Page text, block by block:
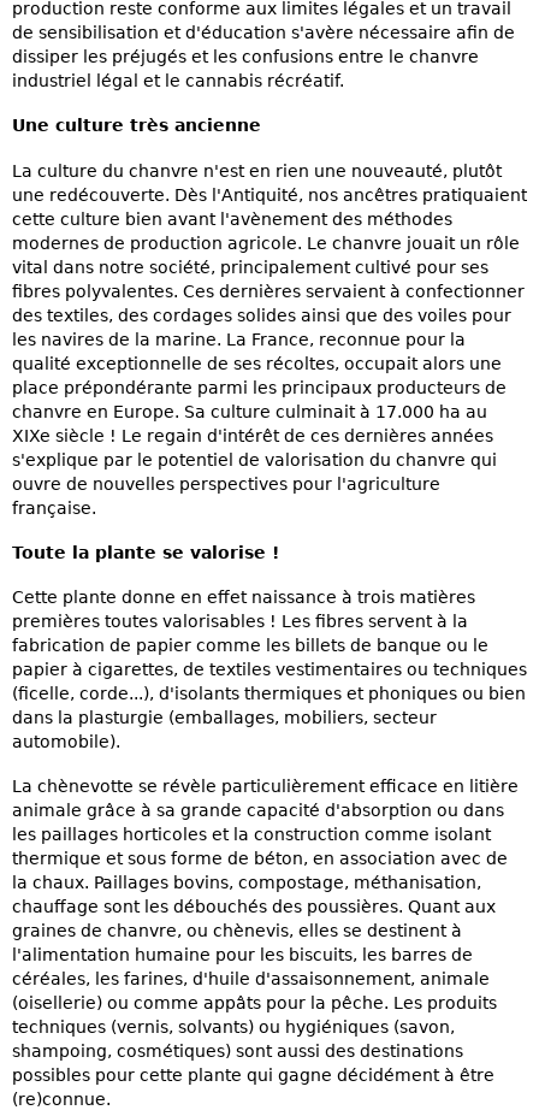
production reste conforme aux limites légales et un travail
de sensibilisation et d'éducation s'avère nécessaire afin de
dissiper les préjugés et les confusions entre le chanvre
industriel légal et le cannabis récréatif.
Une culture très ancienne
La culture du chanvre n'est en rien une nouveauté, plutôt
une redécouverte. Dès l'Antiquité, nos ancêtres pratiquaient
cette culture bien avant l'avènement des méthodes
modernes de production agricole. Le chanvre jouait un rôle
vital dans notre société, principalement cultivé pour ses
fibres polyvalentes. Ces dernières servaient à confectionner
des textiles, des cordages solides ainsi que des voiles pour
les navires de la marine. La France, reconnue pour la
qualité exceptionnelle de ses récoltes, occupait alors une
place prépondérante parmi les principaux producteurs de
chanvre en Europe. Sa culture culminait à 17.000 ha au
XIXe siècle ! Le regain d'intérêt de ces dernières années
s'explique par le potentiel de valorisation du chanvre qui
ouvre de nouvelles perspectives pour l'agriculture
française.
Toute la plante se valorise !
Cette plante donne en effet naissance à trois matières
premières toutes valorisables ! Les fibres servent à la
fabrication de papier comme les billets de banque ou le
papier à cigarettes, de textiles vestimentaires ou techniques
(ficelle, corde...), d'isolants thermiques et phoniques ou bien
dans la plasturgie (emballages, mobiliers, secteur
automobile).
La chènevotte se révèle particulièrement efficace en litière
animale grâce à sa grande capacité d'absorption ou dans
les paillages horticoles et la construction comme isolant
thermique et sous forme de béton, en association avec de
la chaux. Paillages bovins, compostage, méthanisation,
chauffage sont les débouchés des poussières. Quant aux
graines de chanvre, ou chènevis, elles se destinent à
l'alimentation humaine pour les biscuits, les barres de
céréales, les farines, d'huile d'assaisonnement, animale
(oisellerie) ou comme appâts pour la pêche. Les produits
techniques (vernis, solvants) ou hygiéniques (savon,
shampoing, cosmétiques) sont aussi des destinations
possibles pour cette plante qui gagne décidément à être
(re)connue.